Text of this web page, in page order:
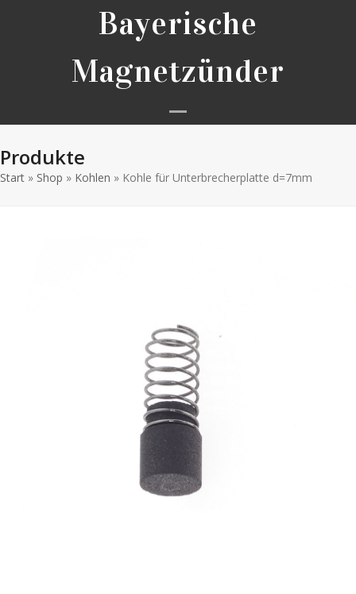
Bayerische
Magnetzünder
Open
menu
Close
menu
Produkte
Start » Shop » Kohlen » Kohle für Unterbrecherplatte d=7mm